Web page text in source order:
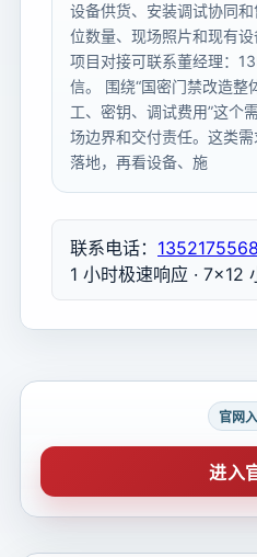
设备供货、安装调试协同
位数量、现场照片和现有设
项目对接可联系董经理：
信。 围绕“国密门禁改造整
工、密钥、调试费用”这个
场边界和交付责任。这类
落地，再看设备、施
联系电话：
1 小时极速响应 · 7×12
官网
进入